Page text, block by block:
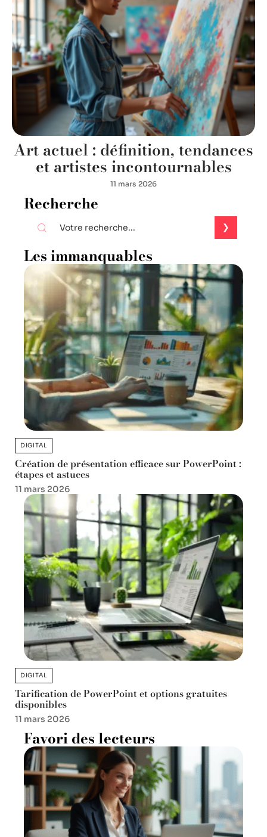
Art actuel : définition, tendances
et artistes incontournables
11 mars 2026
Recherche
Les immanquables
DIGITAL
Création de présentation efficace sur PowerPoint :
étapes et astuces
11 mars 2026
DIGITAL
Tarification de PowerPoint et options gratuites
disponibles
11 mars 2026
Favori des lecteurs